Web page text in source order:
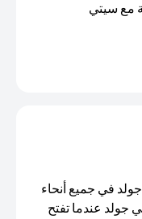
مع سيتي
في جميع أنحاء
جولد عندما تفتح